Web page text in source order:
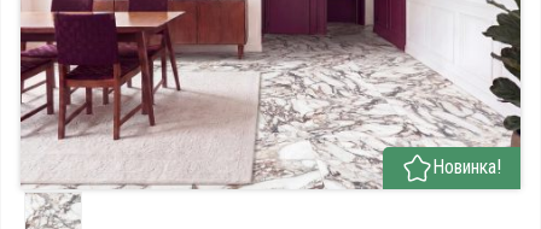
Новинка!